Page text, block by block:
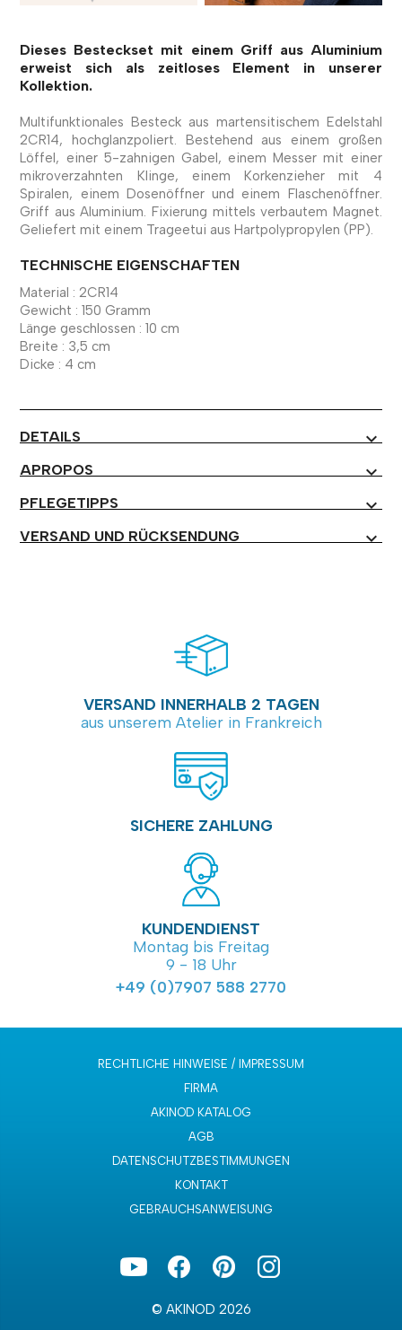
Dieses Besteckset mit einem Griff aus Aluminium
erweist sich als zeitloses Element in unserer
Kollektion.
Multifunktionales Besteck aus martensitischem Edelstahl
2CR14, hochglanzpoliert. Bestehend aus einem großen
Löffel, einer 5-zahnigen Gabel, einem Messer mit einer
mikroverzahnten Klinge, einem Korkenzieher mit 4
Spiralen, einem Dosenöffner und einem Flaschenöffner.
Griff aus Aluminium. Fixierung mittels verbautem Magnet.
Geliefert mit einem Trageetui aus Hartpolypropylen (PP).
TECHNISCHE EIGENSCHAFTEN
Material : 2CR14
Gewicht : 150 Gramm
Länge geschlossen : 10 cm
Breite : 3,5 cm
Dicke : 4 cm
DETAILS expand_more
APROPOS expand_more
PFLEGETIPPS expand_more
VERSAND UND RÜCKSENDUNG expand_more
VERSAND INNERHALB 2 TAGEN
aus unserem Atelier in Frankreich
SICHERE ZAHLUNG
KUNDENDIENST
Montag bis Freitag
9 - 18 Uhr
+49 (0)7907 588 2770
RECHTLICHE HINWEISE / IMPRESSUM
FIRMA
AKINOD KATALOG
AGB
DATENSCHUTZBESTIMMUNGEN
KONTAKT
GEBRAUCHSANWEISUNG
© AKINOD 2026